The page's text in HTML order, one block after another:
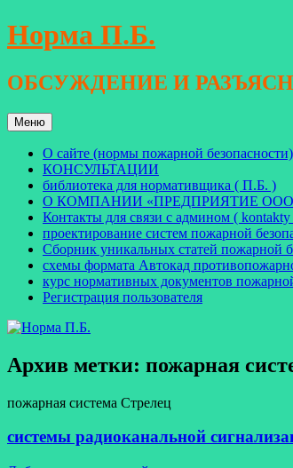
Перейти
к
Норма П.Б.
ОБСУЖДЕНИЕ И
Меню
О сайте (нормы пожарной безопасности)
КОНСУЛЬТАЦИИ
библиотека для нормативщика ( П.Б. )
О КОМПАНИИ «ПРЕДПРИЯТИЕ ООО
Контакты для связи с админом ( kontakty
проектирование систем пожарной
Сборник уникальных статей пожарной
схемы формата Автокад
курс нормативных документов
Регистрация пользователя
Архив метки: пожарная
пожарная система Стрелец
системы радиоканальной